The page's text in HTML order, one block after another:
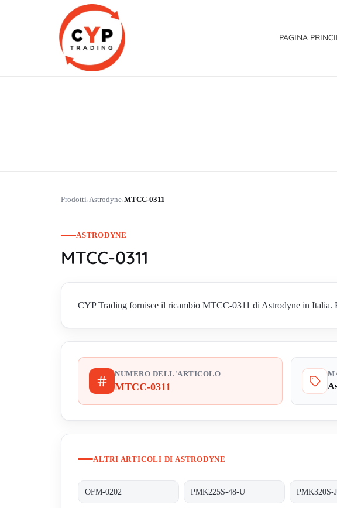
PAGINA
Prodotti›Astrodyne›MTCC-0311
ASTRODYNE
MTCC-0311
CYP Trading fornisce il ricambio MTCC-0311 di Astrodyne in
NUMERO DELL'ARTICOLO
MTCC-0311
ALTRI ARTICOLI DI ASTRODYNE
OFM-0202 PMK225S-48-U PMK320S-